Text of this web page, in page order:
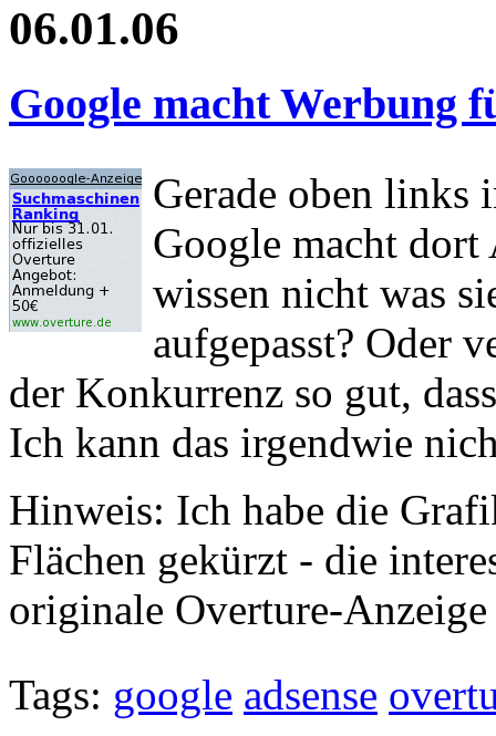
06.01.06
Google macht Werbung
Gerade oben links
Google macht
wissen nicht was
aufgepasst? Oder
der Konkurrenz so gut,
Ich kann das irgendwie
Hinweis: Ich habe die
Flächen gekürzt - die
originale Overture-
Tags: google adsense